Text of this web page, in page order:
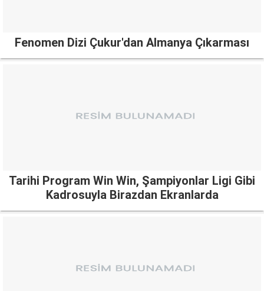
Fenomen Dizi Çukur'dan Almanya Çıkarması
Tarihi Program Win Win, Şampiyonlar Ligi Gibi
Kadrosuyla Birazdan Ekranlarda